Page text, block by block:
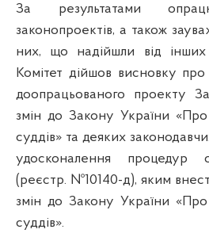
За результатами
законопроектів, а також
них, що надійшли від інших
Комітет дійшов висновку про
доопрацьованого проекту
змін до Закону України «Про
суддів» та деяких
удосконалення процедур
(реєстр. №10140-д), яким
змін до Закону України «Про
суддів».